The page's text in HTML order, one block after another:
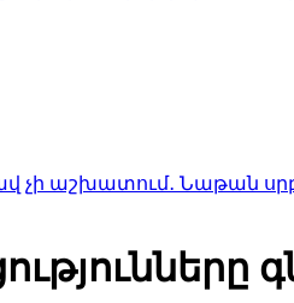
Նաթան սրբազանը՝